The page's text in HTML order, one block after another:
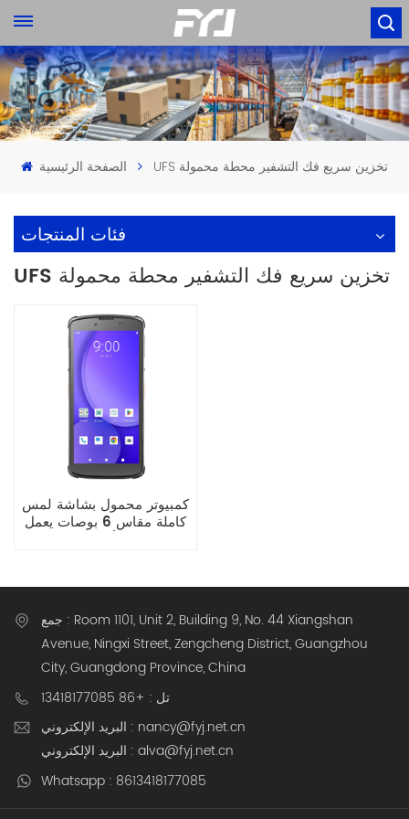
الصفحة الرئيسية UFS تخزين سريع فك التشفير محطة محمولة
فئات المنتجات
UFS تخزين سريع فك التشفير محطة محمولة
كمبيوتر محمول بشاشة لمس
كاملة مقاس 6 بوصات يعمل
جمع : Room 1101, Unit 2, Building 9, No. 44 Xiangshan
Avenue, Ningxi Street, Zengcheng District, Guangzhou
City, Guangdong Province, China
تل : +86 13418177085
البريد الإلكتروني : nancy@fyj.net.cn
البريد الإلكتروني : alva@fyj.net.cn
Whatsapp : 8613418177085